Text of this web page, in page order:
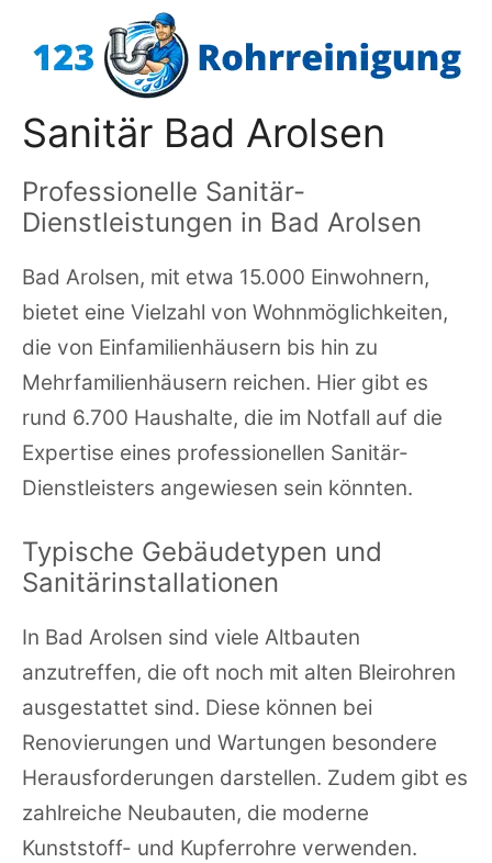
Inhalt
Sanitär Bad Arolsen
Professionelle Sanitär-
Dienstleistungen in Bad Arolsen
Bad Arolsen, mit etwa 15.000 Einwohnern,
bietet eine Vielzahl von Wohnmöglichkeiten,
die von Einfamilienhäusern bis hin zu
Mehrfamilienhäusern reichen. Hier gibt es
rund 6.700 Haushalte, die im Notfall auf die
Expertise eines professionellen Sanitär-
Dienstleisters angewiesen sein könnten.
Typische Gebäudetypen und
Sanitärinstallationen
In Bad Arolsen sind viele Altbauten
anzutreffen, die oft noch mit alten Bleirohren
ausgestattet sind. Diese können bei
Renovierungen und Wartungen besondere
Herausforderungen darstellen. Zudem gibt es
zahlreiche Neubauten, die moderne
Kunststoff- und Kupferrohre verwenden.